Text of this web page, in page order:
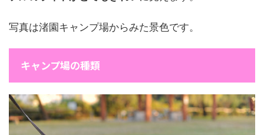
写真は渚園キャンプ場からみた景色です。
キャンプ場の種類